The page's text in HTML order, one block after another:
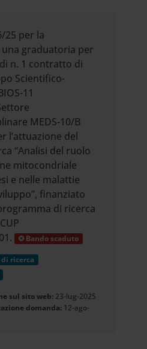
25 per la
graduatoria per
n. 1 contratto di
Scientifico-
11
MEDS-10/B
l’attuazione del
“Analisi del ruolo
mitocondriale
e nelle malattie
finanziato
di ricerca
Bando scaduto
ricerca
sul sito web: 23-lug-2025
domanda: 12-ago-